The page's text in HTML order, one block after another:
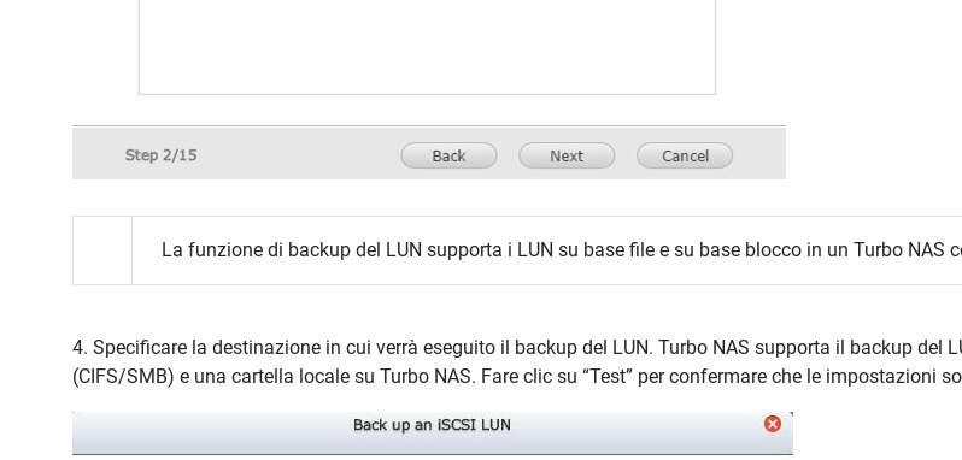
La funzione di backup del LUN supporta i LUN su base file e su base blocco in un Turbo NAS
4. Specificare la destinazione in cui verrà eseguito il backup del LUN. Turbo NAS supporta il backup del
(CIFS/SMB) e una cartella locale su Turbo NAS. Fare clic su “Test” per confermare che le impostazioni